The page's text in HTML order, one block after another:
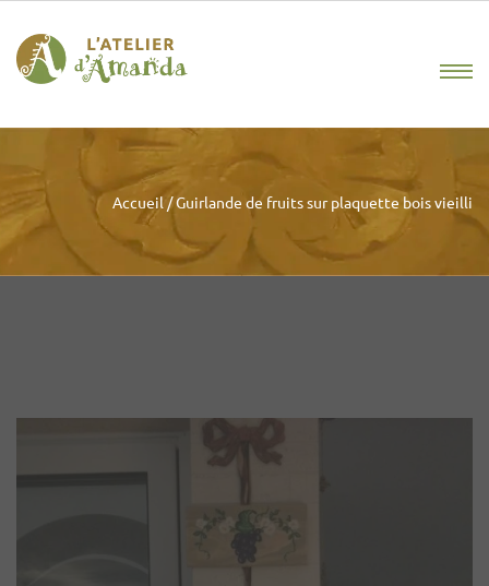
Accueil /Guirlande de fruits sur plaquette bois vieilli